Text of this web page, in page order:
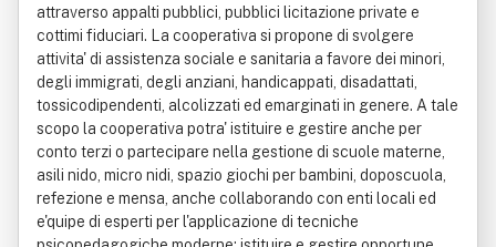
attraverso appalti pubblici, pubblici licitazione private e
cottimi fiduciari. La cooperativa si propone di svolgere
attivita' di assistenza sociale e sanitaria a favore dei minori,
degli immigrati, degli anziani, handicappati, disadattati,
tossicodipendenti, alcolizzati ed emarginati in genere. A tale
scopo la cooperativa potra' istituire e gestire anche per
conto terzi o partecipare nella gestione di scuole materne,
asili nido, micro nidi, spazio giochi per bambini, doposcuola,
refezione e mensa, anche collaborando con enti locali ed
e'quipe di esperti per l'applicazione di tecniche